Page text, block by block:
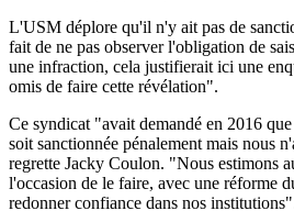
L'USM déplore qu'il n'y ait pas de
fait de ne pas observer l'obligation de
une infraction, cela justifierait ici une
omis de faire cette révélation".
Ce syndicat "avait demandé en 2016
soit sanctionnée pénalement mais nous
regrette Jacky Coulon. "Nous estimons
l'occasion de le faire, avec une réforme
redonner confiance dans nos